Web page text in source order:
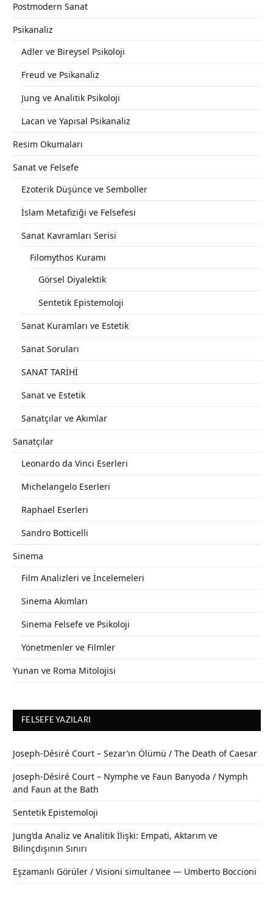
Postmodern Sanat
Psikanaliz
Adler ve Bireysel Psikoloji
Freud ve Psikanaliz
Jung ve Analitik Psikoloji
Lacan ve Yapısal Psikanaliz
Resim Okumaları
Sanat ve Felsefe
Ezoterik Düşünce ve Semboller
İslam Metafiziği ve Felsefesi
Sanat Kavramları Serisi
Filomythos Kuramı
Görsel Diyalektik
Sentetik Epistemoloji
Sanat Kuramları ve Estetik
Sanat Soruları
SANAT TARİHİ
Sanat ve Estetik
Sanatçılar ve Akımlar
Sanatçılar
Leonardo da Vinci Eserleri
Michelangelo Eserleri
Raphael Eserleri
Sandro Botticelli
Sinema
Film Analizleri ve İncelemeleri
Sinema Akımları
Sinema Felsefe ve Psikoloji
Yönetmenler ve Filmler
Yunan ve Roma Mitolojisi
FELSEFE YAZILARI
Joseph-Désiré Court – Sezar’ın Ölümü / The Death of Caesar
Joseph-Désiré Court – Nymphe ve Faun Banyoda / Nymph
and Faun at the Bath
Sentetik Epistemoloji
Jung’da Analiz ve Analitik İlişki: Empati, Aktarım ve
Bilinçdışının Sınırı
Eşzamanlı Görüler / Visioni simultanee — Umberto Boccioni